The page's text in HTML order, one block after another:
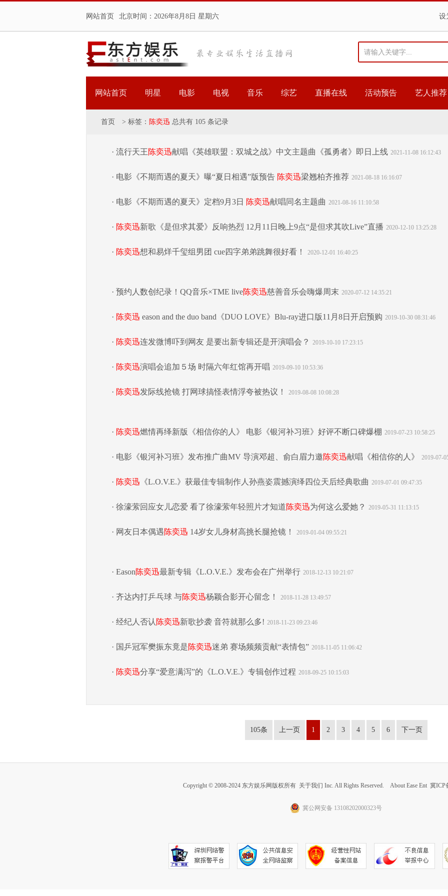
网站首页 北京时间： 2026年8月8日 星期六 设
网站首页 明星 电影 电视 音乐 综艺 直播在线 活动预告 艺人推荐
首页 > 标签： 陈奕迅 总共有 105 条记录
· 流行天王陈奕迅献唱《英雄联盟：双城之战》中文主题曲《孤勇者》即日上线 2021-11-08 16:12:43
· 电影《不期而遇的夏天》曝“夏日相遇”版预告 陈奕迅梁翘柏齐推荐 2021-08-18 16:16:07
· 电影《不期而遇的夏天》定档9月3日 陈奕迅献唱同名主题曲 2021-08-16 11:10:58
· 陈奕迅新歌《是但求其爱》反响热烈 12月11日晚上9点“是但求其吹Live”直播 2020-12-10 13:25:28
· 陈奕迅想和易烊千玺组男团 cue四字弟弟跳舞很好看！ 2020-12-01 16:40:25
· 预约人数创纪录！QQ音乐×TME live陈奕迅慈善音乐会嗨爆周末 2020-07-12 14:35:21
· 陈奕迅 eason and the duo band《DUO LOVE》Blu-ray进口版11月8日开启预购 2019-10-30 08:31:46
· 陈奕迅连发微博吓到网友 是要出新专辑还是开演唱会？ 2019-10-10 17:23:15
· 陈奕迅演唱会追加５场 时隔六年红馆再开唱 2019-09-10 10:53:36
· 陈奕迅发际线抢镜 打网球搞怪表情浮夸被热议！ 2019-08-08 10:08:28
· 陈奕迅燃情再绎新版《相信你的人》 电影《银河补习班》好评不断口碑爆棚 2019-07-23 10:58:25
· 电影《银河补习班》发布推广曲MV 导演邓超、俞白眉力邀陈奕迅献唱《相信你的人》 2019-07-
· 陈奕迅 《L.O.V.E.》获最佳专辑制作人孙燕姿震撼演绎四位天后经典歌曲 2019-07-01 09:47:35
· 徐濠萦回应女儿恋爱 看了徐濠萦年轻照片才知道陈奕迅为何这么爱她？ 2019-05-31 11:13:15
· 网友日本偶遇陈奕迅 14岁女儿身材高挑长腿抢镜！ 2019-01-04 09:55:21
· Eason陈奕迅最新专辑《L.O.V.E.》发布会在广州举行 2018-12-13 10:21:07
· 齐达内打乒乓球 与陈奕迅杨颖合影开心留念！ 2018-11-28 13:49:57
· 经纪人否认 陈奕迅新歌抄袭 音符就那么多! 2018-11-23 09:23:46
· 国乒冠军樊振东竟是陈奕迅迷弟 赛场频频贡献“表情包” 2018-11-05 11:06:42
· 陈奕迅分享“爱意满泻”的《L.O.V.E.》专辑创作过程 2018-09-25 10:15:03
105条 上一页 1 2 3 4 5 6 下一页
Copyright © 2008-2024 东方娱乐网版权所有 关于我们 Inc. All Rights Reserved. About Ease Ent 冀ICP
冀公网安备 13108202000323号